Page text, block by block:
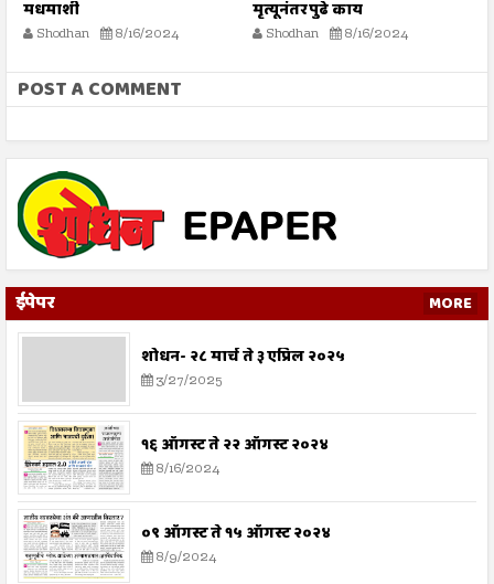
मधमाशी
Shodhan 8/16/2024
मृत्यूनंतर पुढे काय
Shodhan 8/16/2024
POST A COMMENT
ईपेपर MORE
शोधन- २८ मार्च ते ३ एप्रिल २०२५
3/27/2025
१६ ऑगस्ट ते २२ ऑगस्ट २०२४
8/16/2024
०९ ऑगस्ट ते १५ ऑगस्ट २०२४
8/9/2024